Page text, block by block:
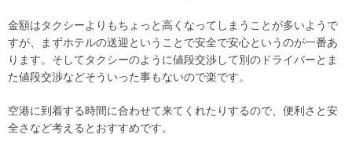
金額はタクシーよりもちょっと高くなってしまうことが多いようで
すが、まずホテルの送迎ということで安全で安心というのが一番あ
ります。そしてタクシーのように値段交渉して別のドライバーとま
た値段交渉などそういった事もないので楽です。
空港に到着する時間に合わせて来てくれたりするので、便利さと安
全さなど考えるとおすすめです。